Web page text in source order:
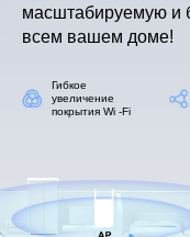
масштабируемую и
всем вашем доме!
Гибкое
увеличение
покрытия Wi -Fi